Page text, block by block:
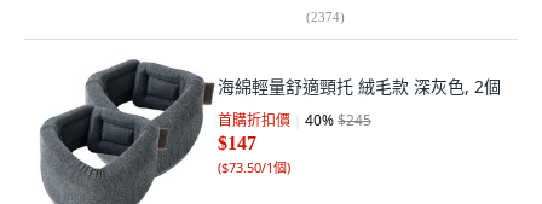
(2374)
海綿輕量舒適頸托 絨毛款 深灰色, 2個
首購折扣價 40%$245
$147
($73.50/1個)